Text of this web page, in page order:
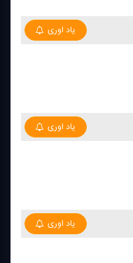
یاد اوری
یاد اوری
یاد اوری